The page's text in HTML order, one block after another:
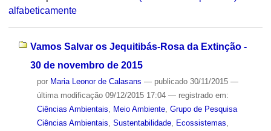
alfabeticamente
Vamos Salvar os Jequitibás-Rosa da Extinção -
30 de novembro de 2015
por Maria Leonor de Calasans — publicado30/11/2015 —
última modificação09/12/2015 17:04 — registrado em:
Ciências Ambientais
Meio Ambiente, Grupo de Pesquisa
Ciências Ambientais Sustentabilidade, Ecossistemas